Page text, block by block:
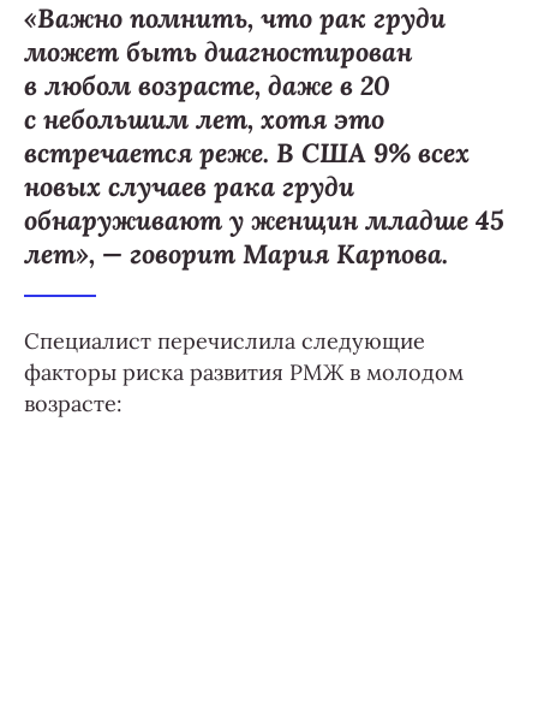
«Важно помнить, что рак груди
может быть диагностирован
в любом возрасте, даже в 20
с небольшим лет, хотя это
встречается реже. В США 9% всех
новых случаев рака груди
обнаруживают у женщин младше 45
лет», — говорит Мария Карпова.
Специалист перечислила следующие
факторы риска развития РМЖ в молодом
возрасте: